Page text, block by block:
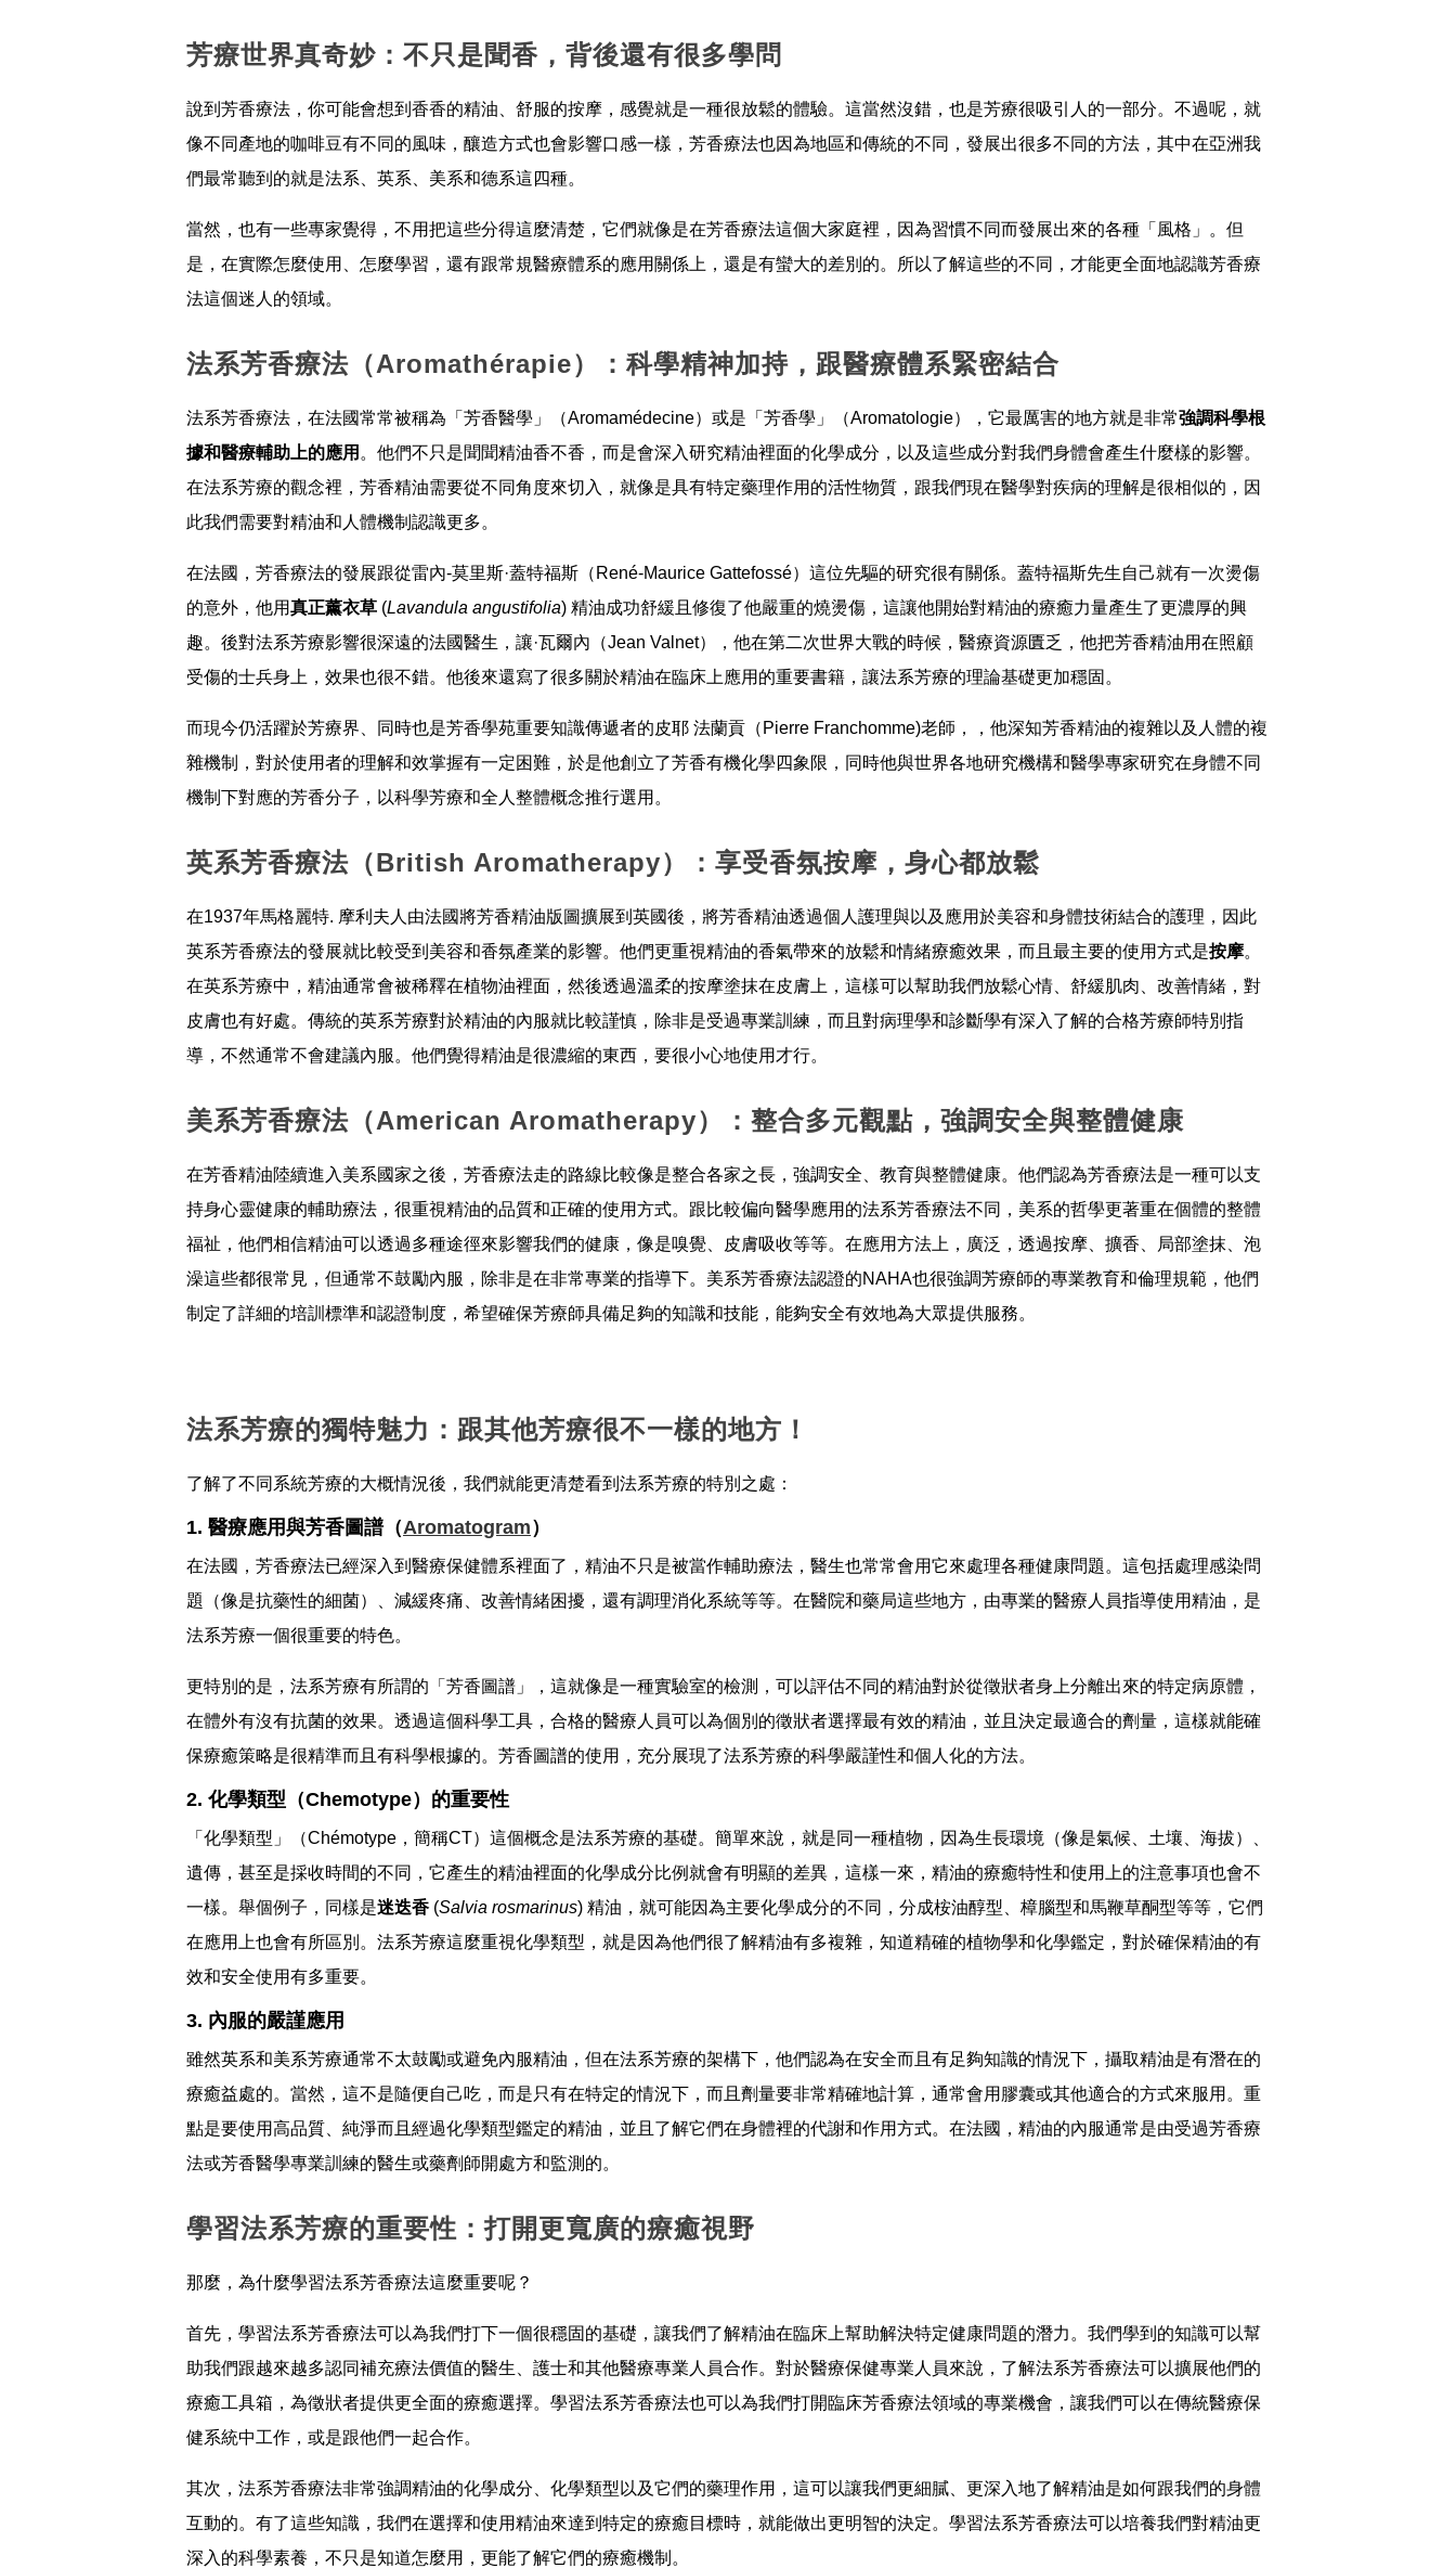
芳療世界真奇妙：不只是聞香，背後還有很多學問
說到芳香療法，你可能會想到香香的精油、舒服的按摩，感覺就是一種很放鬆的體驗。這當然沒錯，也是芳療很吸引人的一部分。不過呢，就
像不同產地的咖啡豆有不同的風味，釀造方式也會影響口感一樣，芳香療法也因為地區和傳統的不同，發展出很多不同的方法，其中在亞洲我
們最常聽到的就是法系、英系、美系和德系這四種。
當然，也有一些專家覺得，不用把這些分得這麼清楚，它們就像是在芳香療法這個大家庭裡，因為習慣不同而發展出來的各種「風格」。但
是，在實際怎麼使用、怎麼學習，還有跟常規醫療體系的應用關係上，還是有蠻大的差別的。所以了解這些的不同，才能更全面地認識芳香療
法這個迷人的領域。
法系芳香療法（Aromathérapie）：科學精神加持，跟醫療體系緊密結合
法系芳香療法，在法國常常被稱為「芳香醫學」（Aromamédecine）或是「芳香學」（Aromatologie），它最厲害的地方就是非常強調科學根
據和醫療輔助上的應用 。他們不只是聞聞精油香不香，而是會深入研究精油裡面的化學成分，以及這些成分對我們身體會產生什麼樣的影響。
在法系芳療的觀念裡，芳香精油需要從不同角度來切入，就像是具有特定藥理作用的活性物質，跟我們現在醫學對疾病的理解是很相似的，因
此我們需要對精油和人體機制認識更多。
在法國，芳香療法的發展跟從雷內-莫里斯·蓋特福斯（René-Maurice Gattefossé）這位先驅的研究很有關係。蓋特福斯先生自己就有一次燙傷
的意外，他用真正薰衣草 (Lavandula angustifolia) 精油成功舒緩且修復了他嚴重的燒燙傷，這讓他開始對精油的療癒力量產生了更濃厚的興
趣。後對法系芳療影響很深遠的法國醫生，讓·瓦爾內（Jean Valnet），他在第二次世界大戰的時候，醫療資源匱乏，他把芳香精油用在照顧
受傷的士兵身上，效果也很不錯。他後來還寫了很多關於精油在臨床上應用的重要書籍，讓法系芳療的理論基礎更加穩固。
而現今仍活躍於芳療界、同時也是芳香學苑重要知識傳遞者的皮耶 法蘭貢（Pierre Franchomme)老師，，他深知芳香精油的複雜以及人體的複
雜機制，對於使用者的理解和效掌握有一定困難，於是他創立了芳香有機化學四象限，同時他與世界各地研究機構和醫學專家研究在身體不同
機制下對應的芳香分子，以科學芳療和全人整體概念推行選用。
英系芳香療法（British Aromatherapy）：享受香氛按摩，身心都放鬆
在1937年馬格麗特. 摩利夫人由法國將芳香精油版圖擴展到英國後，將芳香精油透過個人護理與以及應用於美容和身體技術結合的護理，因此
英系芳香療法的發展就比較受到美容和香氛產業的影響。他們更重視精油的香氣帶來的放鬆和情緒療癒效果，而且最主要的使用方式是按摩。
在英系芳療中，精油通常會被稀釋在植物油裡面，然後透過溫柔的按摩塗抹在皮膚上，這樣可以幫助我們放鬆心情、舒緩肌肉、改善情緒，對
皮膚也有好處。傳統的英系芳療對於精油的內服就比較謹慎，除非是受過專業訓練，而且對病理學和診斷學有深入了解的合格芳療師特別指
導，不然通常不會建議內服。他們覺得精油是很濃縮的東西，要很小心地使用才行。
美系芳香療法（American Aromatherapy）：整合多元觀點，強調安全與整體健康
在芳香精油陸續進入美系國家之後，芳香療法走的路線比較像是整合各家之長，強調安全、教育與整體健康。他們認為芳香療法是一種可以支
持身心靈健康的輔助療法，很重視精油的品質和正確的使用方式。跟比較偏向醫學應用的法系芳香療法不同，美系的哲學更著重在個體的整體
福祉，他們相信精油可以透過多種途徑來影響我們的健康，像是嗅覺、皮膚吸收等等。在應用方法上，廣泛，透過按摩、擴香、局部塗抹、泡
澡這些都很常見，但通常不鼓勵內服，除非是在非常專業的指導下。 美系芳香療法認證的NAHA也很強調芳療師的專業教育和倫理規範，他們
制定了詳細的培訓標準和認證制度，希望確保芳療師具備足夠的知識和技能，能夠安全有效地為大眾提供服務。
法系芳療的獨特魅力：跟其他芳療很不一樣的地方！
了解了不同系統芳療的大概情況後，我們就能更清楚看到法系芳療的特別之處：
1. 醫療應用與芳香圖譜（Aromatogram）
在法國，芳香療法已經深入到醫療保健體系裡面了，精油不只是被當作輔助療法，醫生也常常會用它來處理各種健康問題。這包括處理感染問
題（像是抗藥性的細菌）、減緩疼痛、改善情緒困擾，還有調理消化系統等等。在醫院和藥局這些地方，由專業的醫療人員指導使用精油，是
法系芳療一個很重要的特色。
更特別的是，法系芳療有所謂的「芳香圖譜」，這就像是一種實驗室的檢測，可以評估不同的精油對於從徵狀者身上分離出來的特定病原體，
在體外有沒有抗菌的效果。透過這個科學工具，合格的醫療人員可以為個別的徵狀者選擇最有效的精油，並且決定最適合的劑量，這樣就能確
保療癒策略是很精準而且有科學根據的。芳香圖譜的使用，充分展現了法系芳療的科學嚴謹性和個人化的方法。
2. 化學類型（Chemotype）的重要性
「化學類型」（Chémotype，簡稱CT）這個概念是法系芳療的基礎。簡單來說，就是同一種植物，因為生長環境（像是氣候、土壤、海拔）、
遺傳，甚至是採收時間的不同，它產生的精油裡面的化學成分比例就會有明顯的差異，這樣一來，精油的療癒特性和使用上的注意事項也會不
一樣。舉個例子，同樣是迷迭香 (Salvia rosmarinus) 精油，就可能因為主要化學成分的不同，分成桉油醇型、樟腦型和馬鞭草酮型等等，它們
在應用上也會有所區別。法系芳療這麼重視化學類型，就是因為他們很了解精油有多複雜，知道精確的植物學和化學鑑定，對於確保精油的有
效和安全使用有多重要。
3. 內服的嚴謹應用
雖然英系和美系芳療通常不太鼓勵或避免內服精油，但在法系芳療的架構下，他們認為在安全而且有足夠知識的情況下，攝取精油是有潛在的
療癒益處的。當然，這不是隨便自己吃，而是只有在特定的情況下，而且劑量要非常精確地計算，通常會用膠囊或其他適合的方式來服用。重
點是要使用高品質、純淨而且經過化學類型鑑定的精油，並且了解它們在身體裡的代謝和作用方式。在法國，精油的內服通常是由受過芳香療
法或芳香醫學專業訓練的醫生或藥劑師開處方和監測的。
學習法系芳療的重要性：打開更寬廣的療癒視野
那麼，為什麼學習法系芳香療法這麼重要呢？
首先，學習法系芳香療法可以為我們打下一個很穩固的基礎，讓我們了解精油在臨床上幫助解決特定健康問題的潛力。我們學到的知識可以幫
助我們跟越來越多認同補充療法價值的醫生、護士和其他醫療專業人員合作。對於醫療保健專業人員來說，了解法系芳香療法可以擴展他們的
療癒工具箱，為徵狀者提供更全面的療癒選擇。學習法系芳香療法也可以為我們打開臨床芳香療法領域的專業機會，讓我們可以在傳統醫療保
健系統中工作，或是跟他們一起合作。
其次，法系芳香療法非常強調精油的化學成分、化學類型以及它們的藥理作用，這可以讓我們更細膩、更深入地了解精油是如何跟我們的身體
互動的。有了這些知識，我們在選擇和使用精油來達到特定的療癒目標時，就能做出更明智的決定。學習法系芳香療法可以培養我們對精油更
深入的科學素養，不只是知道怎麼用，更能了解它們的療癒機制。